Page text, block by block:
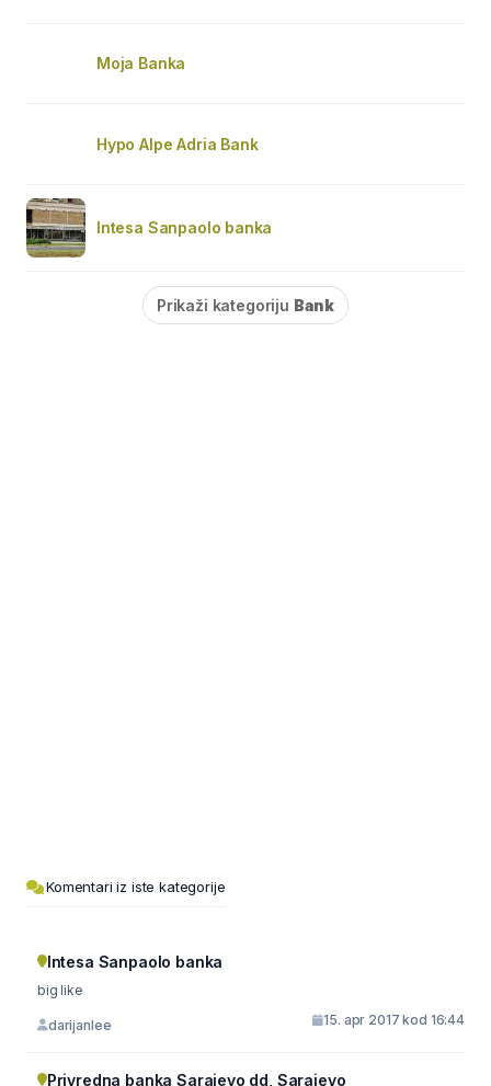
Moja Banka
Hypo Alpe Adria Bank
Intesa Sanpaolo banka
Prikaži kategoriju Bank
Komentari iz iste kategorije
Intesa Sanpaolo banka
big like
darijanlee 15. apr 2017 kod 16:44
Privredna banka Sarajevo dd, Sarajevo